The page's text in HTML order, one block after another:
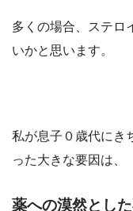
多くの場合、ステロ
いかと思います。
私が息子０歳代にき
った大きな要因は、
薬への漠然とし